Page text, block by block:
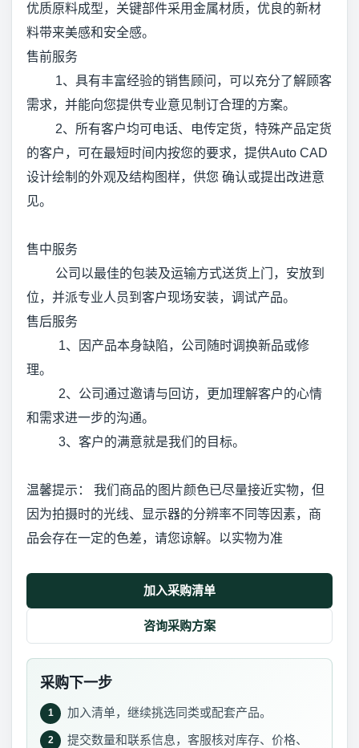
优质原料成型，关键部件采用金属材质，优良的新材
料带来美感和安全感。
售前服务
1、具有丰富经验的销售顾问，可以充分了解顾客
需求，并能向您提供专业意见制订合理的方案。
2、所有客户均可电话、电传定货，特殊产品定货
的客户，可在最短时间内按您的要求，提供Auto CAD
设计绘制的外观及结构图样，供您 确认或提出改进意
见。
售中服务
公司以最佳的包装及运输方式送货上门，安放到
位，并派专业人员到客户现场安装，调试产品。
售后服务
1、因产品本身缺陷，公司随时调换新品或修
理。
2、公司通过邀请与回访，更加理解客户的心情
和需求进一步的沟通。
3、客户的满意就是我们的目标。
温馨提示： 我们商品的图片颜色已尽量接近实物，但
因为拍摄时的光线、显示器的分辨率不同等因素，商
品会存在一定的色差，请您谅解。以实物为准
加入采购清单
咨询采购方案
采购下一步
1 加入清单，继续挑选同类或配套产品。
2
提交数量和联系信息，客服核对库存、价格、